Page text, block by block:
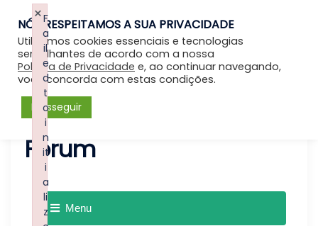
Entrar
Forum
Menu
NÓS RESPEITAMOS A SUA PRIVACIDADE
Utilizamos cookies essenciais e tecnologias
semelhantes de acordo com a nossa
Política de Privacidade e, ao continuar navegando,
você concorda com estas condições.
Prosseguir
F
a
il
e
d
t
o
i
n
it
i
a
li
z
×